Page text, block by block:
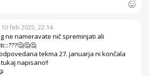
10 feb 2025, 22:14
ne nameravate nič spreminjati ali
tekma 27. januarja ni končala
tukaj napisano!!